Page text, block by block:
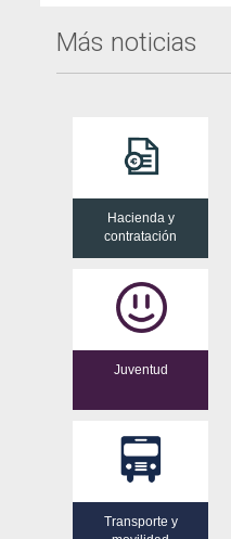
Más noticias
Hacienda y
contratación
Juventud
Transporte y